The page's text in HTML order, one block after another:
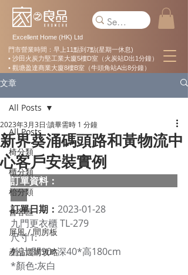
Excellent Home (HK) Ltd
門市營業時間：早上11點到7點(星期一休息)
• 沙田火炭力堅工業大廈5樓D室（火炭站D出1分鐘）
• 觀塘盈達商業大廈8樓B室（牛頭角站A出8分鐘）
文章
All Posts
椅分類
櫃分類
枱分類
會客區
屏風 / 間房板
產品選購攻略
All Posts
新界葵涌碼頭路和黃物流中
心客戶安裝實例
2023年3月3日 讀畢需時 1 分鐘
訂單資料：
訂單日期： 2023-01-28
九門更衣櫃 TL-279
尺寸1:
外計:闊90*深40*高180cm
*顏色:灰白